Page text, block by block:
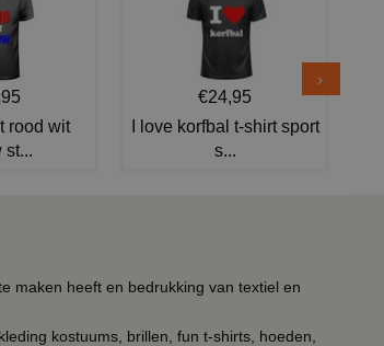
rood wit
st...
€24,95
I love korfbal t-shirt sport
s...
maken heeft en bedrukking van textiel en
kostuums, brillen, fun t-shirts, hoeden,